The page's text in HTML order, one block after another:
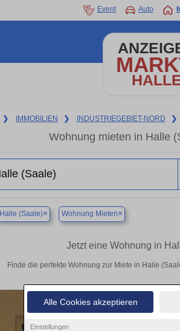
Alle Cookies akzeptieren
Einstellungen
Event Auto
❯ IMMOBILIEN ❯ INDUSTRIEGEBIET-NORD ❯
Wohnung mieten in Halle
Halle (Saale)× Wohnung Mieten×
Jetzt eine Wohnung in
Finde die perfekte Wohnung zur Miete in Halle